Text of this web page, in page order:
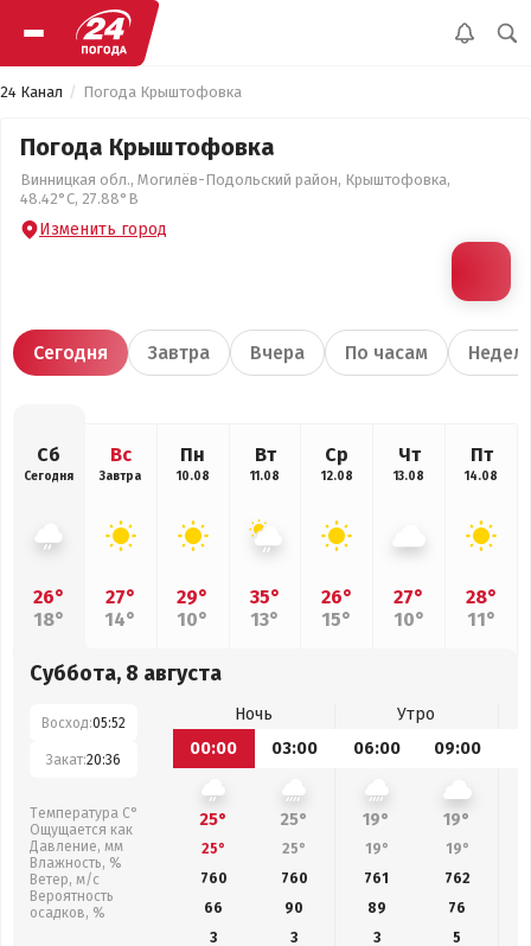
24 Канал Погода Крыштофовка
Погода Крыштофовка
Винницкая обл., Могилёв-Подольский район, Крыштофовка,
48.42°С, 27.88°В
Изменить город
Сегодня Завтра Вчера По часам
Сб
Сегодня
26°
18°
Вс
Завтра
27°
14°
Пн
10.08
29°
10°
Вт
11.08
35°
13°
Ср
12.08
26°
15°
Чт
13.08
27°
10°
Пт
14.08
28°
11°
Суббота, 8 августа
Восход:05:52
Закат:20:36
Температура С°
Ощущается как
Давление, мм
Влажность, %
Ветер, м/с
Вероятность
осадков, %
Ночь
Утро
00:00
03:00 06:00 09:00
25° 25° 19° 19°
25° 25° 19° 19°
760
760 761 762
66
90 89 76
3
3 3
5